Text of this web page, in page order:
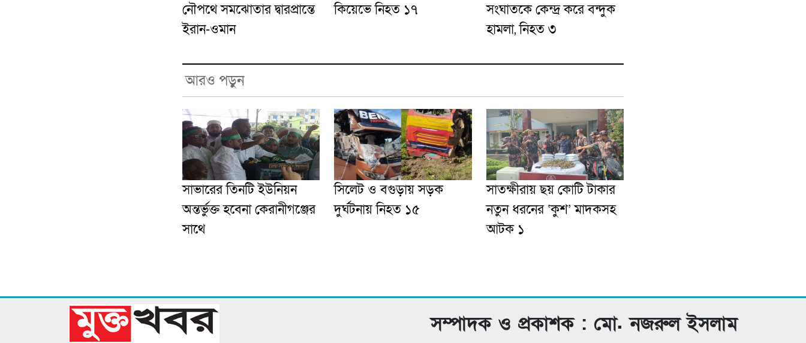
নৌপথে সমঝোতার দ্বারপ্রান্তে
ইরান-ওমান
কিয়েভে নিহত ১৭
সংঘাতকে কেন্দ্র করে বন্দুক
হামলা, নিহত ৩
আরও পড়ুন
সাভারের তিনটি ইউনিয়ন
অন্তর্ভুক্ত হবেনা কেরানীগঞ্জের
সাথে
সিলেট ও বগুড়ায় সড়ক
দুর্ঘটনায় নিহত ১৫
সাতক্ষীরায় ছয় কোটি টাকার
নতুন ধরনের ‘কুশ’ মাদকসহ
আটক ১
সম্পাদক ও প্রকাশক : মো. নজরুল ইসলাম